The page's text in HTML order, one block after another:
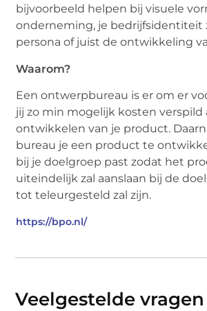
bijvoorbeeld helpen bij visuele
onderneming, je bedrijfsidentiteit
persona of juist de ontwikkeling
Waarom?
Een ontwerpbureau is er om er
jij zo min mogelijk kosten verspild
ontwikkelen van je product.
bureau je een product te
bij je doelgroep past zodat het
uiteindelijk zal aanslaan bij de
tot teleurgesteld zal zijn.
https://bpo.nl/
Veelgestelde vragen